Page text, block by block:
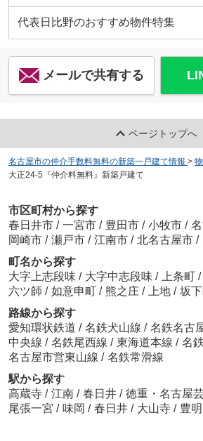
代表日比野のおすすめ物件特集
メールで共有する
ページトップへ
名古屋市の仲介手数料無料の新築一戸建て情報 >
大正24-5『仲介料無料』新築戸建て
市区町村から探す
春日井市 / 一宮市 / 豊田市 / 小牧市 /
岡崎市 / 瀬戸市 / 江南市 / 北名古屋市 /
町名から探す
大字上志段味 / 大字中志段味 / 上条町 /
六ツ師 / 如意申町 / 熊之庄 / 上地 / 坂
路線から探す
愛知環状鉄道 / 名鉄犬山線 / 名鉄名古
中央線 / 名鉄尾西線 / 東海道本線 / 名
名古屋市営東山線 / 名鉄常滑線
駅から探す
高蔵寺 / 江南 / 春日井 / 徳重・名古屋
尾張一宮 / 味岡 / 春日井 / 大山寺 / 豊明